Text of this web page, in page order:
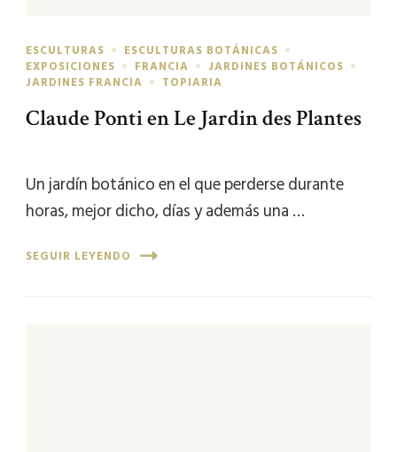
ESCULTURAS
ESCULTURAS BOTÁNICAS
EXPOSICIONES
FRANCIA
JARDINES BOTÁNICOS
JARDINES FRANCIA
TOPIARIA
Claude Ponti en Le Jardin des Plantes
Un jardín botánico en el que perderse durante
horas, mejor dicho, días y además una …
SEGUIR LEYENDO